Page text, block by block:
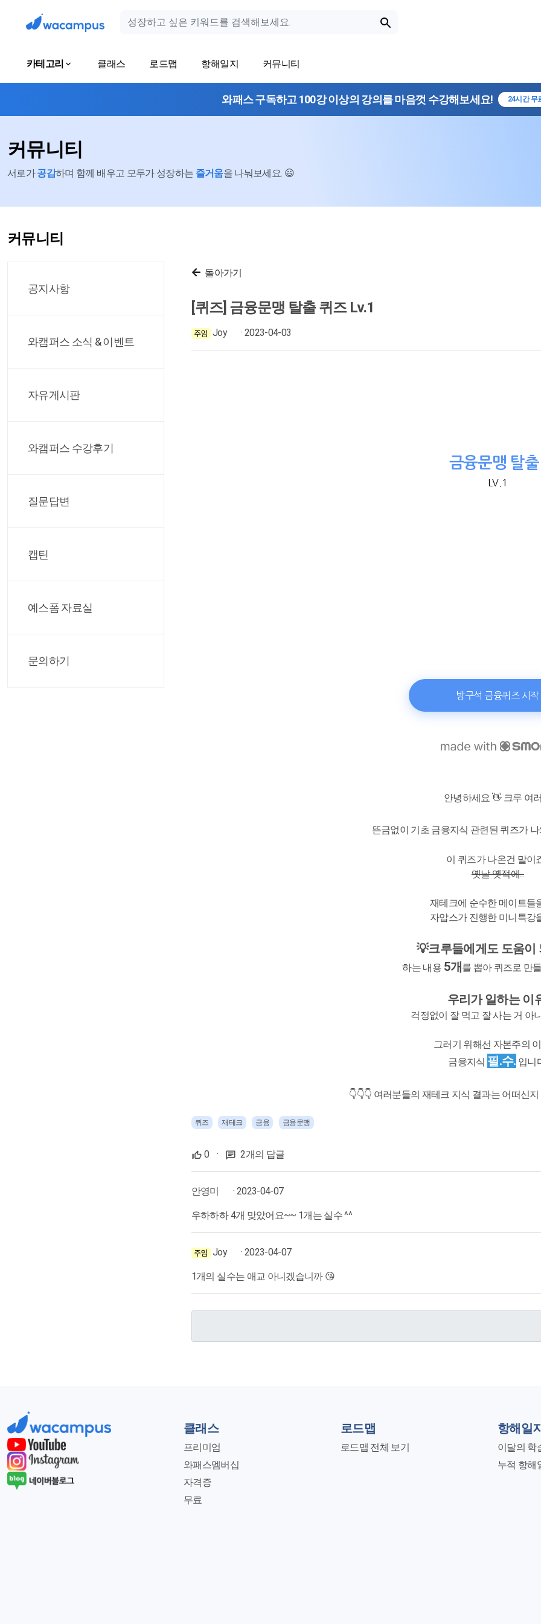
카테고리 클래스 로드맵 항해일지 커뮤니티
와패스 구독하고 100강 이상의 강의를 마음껏 수강해보세요! 24시간 무
커뮤니티
서로가공감하며 함께 배우고 모두가 성장하는 즐거움을 나눠보세요. 😃
커뮤니티
공지사항
와캠퍼스 소식 & 이벤트
자유게시판
와캠퍼스 수강후기
질문답변
캡틴
예스폼 자료실
문의하기
돌아가기
[퀴즈] 금융문맹 탈출 퀴즈 Lv.1
Joy · 2023-04-03
안녕하세요 👋 크루 여
뜬금없이 기초 금융지식 관련된 퀴즈가
이 퀴즈가 나온건 말이
옛날 옛적에...
재테크에 순수한 메이트들
자압스가 진행한 미니특강
💡크루들에게도 도움이
하는 내용 5개 를 뽑아 퀴즈로 만
우리가 일하는 이
걱정없이 잘 먹고 잘 사는 거 아
그러기 위해선 자본주의
금융지식 필.수. 입니
👇👇👇 여러분들의 재테크 지식 결과는 어떠신지
퀴즈 재테크 금융 금융문맹
0 · 2개의 답글
안영미 · 2023-04-07
우하하하 4개 맞았어요~~ 1개는 실수 ^^
Joy · 2023-04-07
1개의 실수는 애교 아니겠습니까 😘
클래스
프리미엄
와패스멤버십
자격증
무료
로드맵
로드맵 전체 보기
항해일
이달의 학
누적 항해